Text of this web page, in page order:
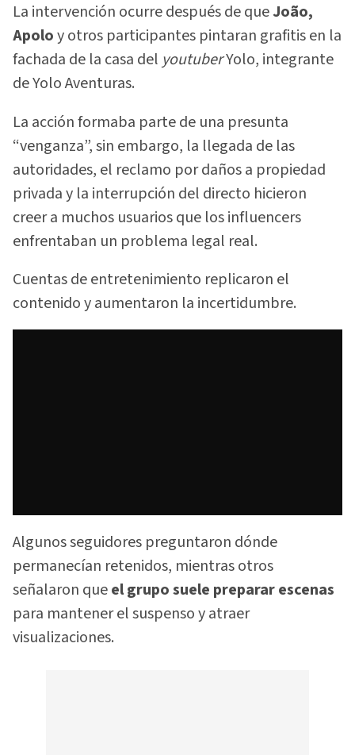
La intervención ocurre después de queJoão,
Apoloy otros participantes pintaran grafitis en la
fachada de la casa del youtuberYolo, integrante
de Yolo Aventuras.
La acción formaba parte de una presunta
“venganza”, sin embargo, la llegada de las
autoridades, el reclamo por daños a propiedad
privada y la interrupción del directo hicieron
creer a muchos usuarios que los influencers
enfrentaban un problema legal real.
Cuentas de entretenimiento replicaron el
contenido y aumentaron la incertidumbre.
Algunos seguidores preguntaron dónde
permanecían retenidos, mientras otros
señalaron queel grupo suele preparar escenas
para mantener el suspenso y atraer
visualizaciones.